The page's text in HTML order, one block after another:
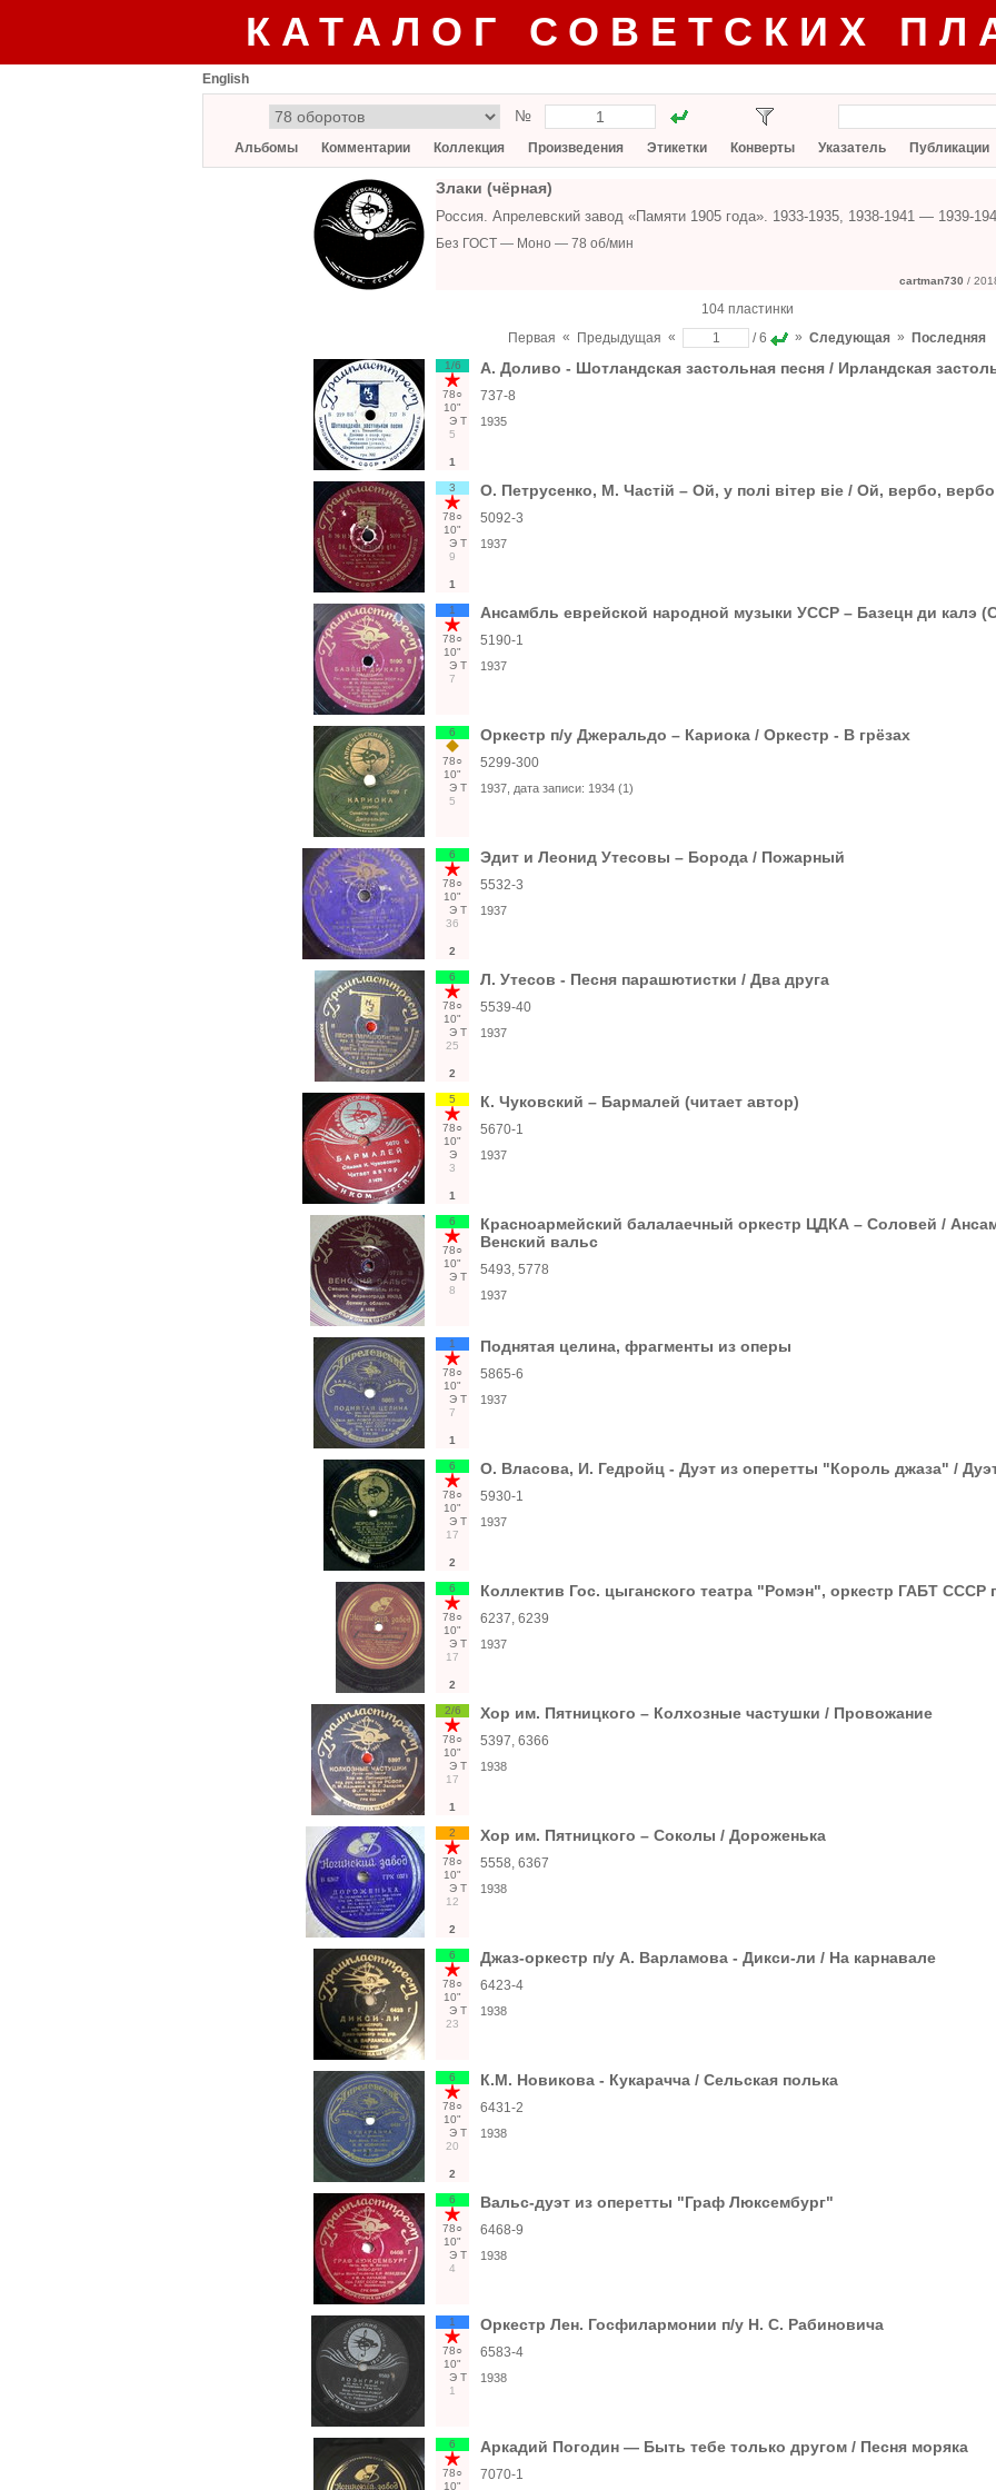
КАТАЛОГ СОВЕТСКИХ
English
№
Альбомы Комментарии Коллекция Произведения Этикетки Конверты Указатель Публикации
Злаки (чёрная)
Россия. Апрелевский завод «Памяти 1905 года». 1933-1935, 1938-1941 — 1939-
Без ГОСТ — Моно — 78 об/мин
cartman730 /
104 пластинки
Первая « Предыдущая « / 6 » Следующая » Последняя
1/6
78○
10"
Э Т
5
1
А. Доливо - Шотландская застольная песня / Ирландская
737-8
1935
3
78○
10"
Э Т
9
1
О. Петрусенко, М. Частій – Ой, у полі вітер віе / Ой, вербо, вербо
5092-3
1937
1
78○
10"
Э Т
7
Ансамбль еврейской народной музыки УССР – Базецн ди калэ
5190-1
1937
6
78○
10"
Э Т
5
Оркестр п/у Джеральдо – Кариока / Оркестр - В грёзах
5299-300
1937 , дата записи: 1934 (1)
6
78○
10"
Э Т
36
2
Эдит и Леонид Утесовы – Борода / Пожарный
5532-3
1937
6
78○
10"
Э Т
25
2
Л. Утесов - Песня парашютистки / Два друга
5539-40
1937
5
78○
10"
Э
3
1
К. Чуковский – Бармалей (читает автор)
5670-1
1937
6
78○
10"
Э Т
8
Красноармейский балалаечный оркестр ЦДКА – Соловей /
Венский вальс
5493, 5778
1937
1
78○
10"
Э Т
7
1
Поднятая целина, фрагменты из оперы
5865-6
1937
6
78○
10"
Э Т
17
2
О. Власова, И. Гедройц - Дуэт из оперетты "Король джаза" /
5930-1
1937
6
78○
10"
Э Т
17
2
Коллектив Гос. цыганского театра "Ромэн", оркестр ГАБТ СССР
6237, 6239
1937
2/6
78○
10"
Э Т
17
1
Хор им. Пятницкого – Колхозные частушки / Провожание
5397, 6366
1938
2
78○
10"
Э Т
12
2
Хор им. Пятницкого – Соколы / Дороженька
5558, 6367
1938
6
78○
10"
Э Т
23
Джаз-оркестр п/у А. Варламова - Дикси-ли / На карнавале
6423-4
1938
6
78○
10"
Э Т
20
2
К.М. Новикова - Кукарачча / Сельская полька
6431-2
1938
6
78○
10"
Э Т
4
Вальс-дуэт из оперетты "Граф Люксембург"
6468-9
1938
1
78○
10"
Э Т
1
Оркестр Лен. Госфилармонии п/у Н. С. Рабиновича
6583-4
1938
6
78○
10"
Аркадий Погодин — Быть тебе только другом / Песня моряка
7070-1